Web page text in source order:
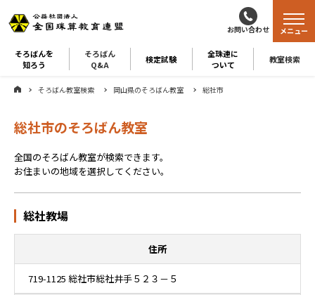
お問い合わせ
そろばんを
知ろう
そろばん
Q&A
検定試験
全珠連に
ついて
教室検索
メニュー
そろばん教室検索 岡山県のそろばん教室 総社市
総社市のそろばん教室
全国のそろばん教室が検索できます。
お住まいの地域を選択してください。
総社教場
住所
719-1125 総社市総社井手５２３－５